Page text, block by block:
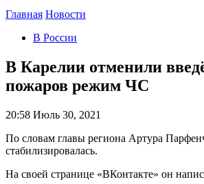
Главная Новости
В России
В Карелии отменили
пожаров режим ЧС
20:58 Июль 30, 2021
По словам главы региона Артура
стабилизировалась.
На своей странице «ВКонтакте» он